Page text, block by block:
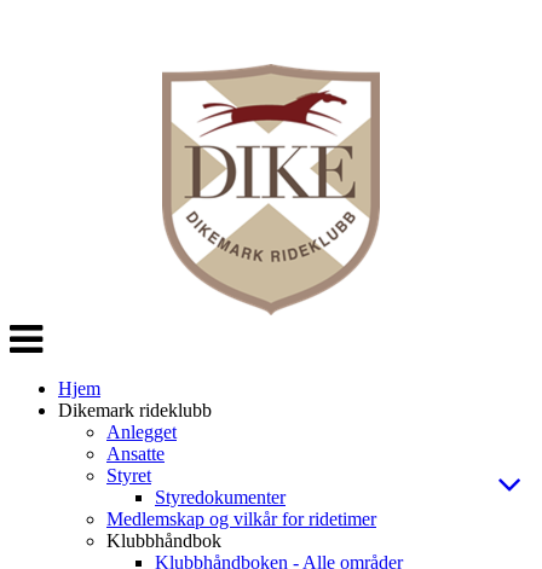
Veksle
navigasjon
Hjem
Dikemark rideklubb
Anlegget
Ansatte
Styret
Styredokumenter
Medlemskap og vilkår for ridetimer
Klubbhåndbok
Klubbhåndboken - Alle områder